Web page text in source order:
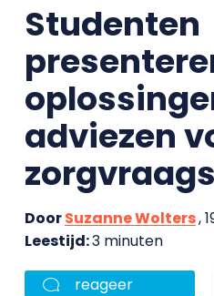
Studenten
adviezen
DoorSuzanne Wolters,
Leestijd:3 minuten
reageer